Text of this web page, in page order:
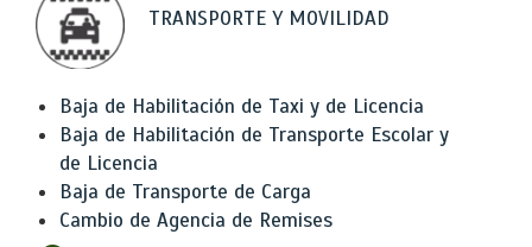
TRANSPORTE Y MOVILIDAD
Baja de Habilitación de Taxi y de Licencia
Baja de Habilitación de Transporte Escolar y
de Licencia
Baja de Transporte de Carga
Cambio de Agencia de Remises